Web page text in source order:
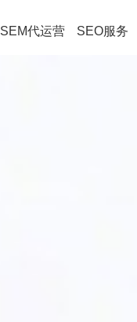
SEM代运营 SEO服务